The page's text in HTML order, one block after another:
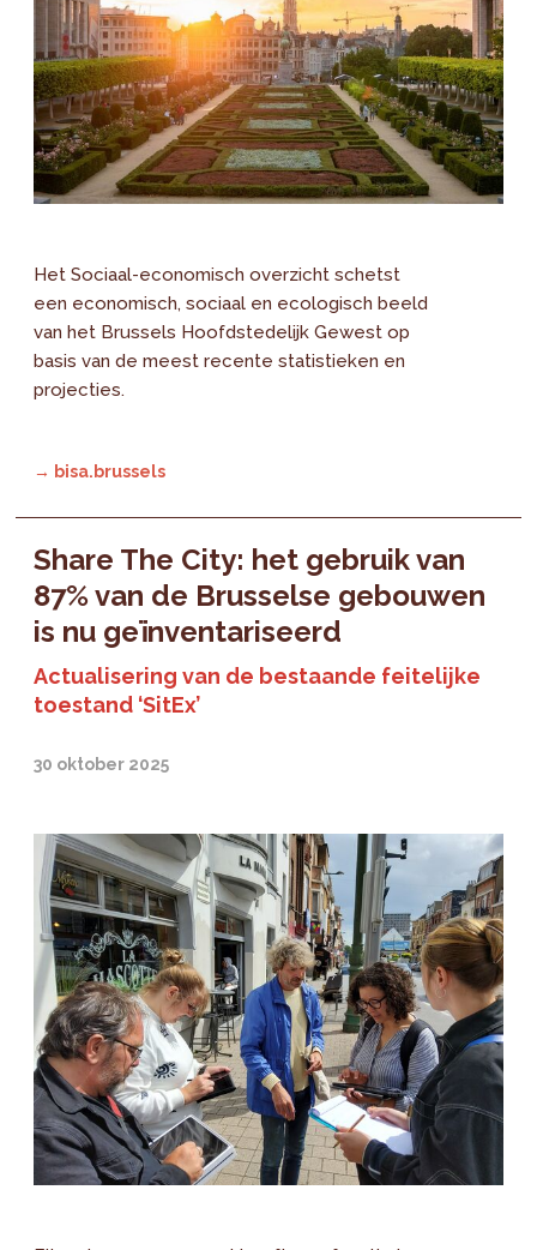
Het Sociaal-economisch overzicht schetst
een economisch, sociaal en ecologisch beeld
van het Brussels Hoofdstedelijk Gewest op
basis van de meest recente statistieken en
projecties.
→ bisa.brussels
Share The City: het gebruik van
87% van de Brusselse gebouwen
is nu geïnventariseerd
Actualisering van de bestaande feitelijke
toestand ‘SitEx’
30 oktober 2025